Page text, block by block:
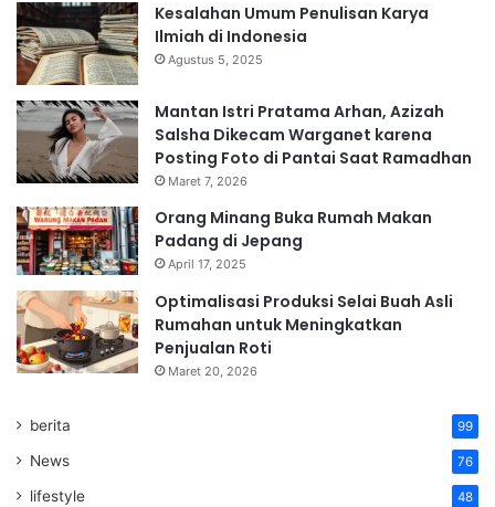
Kesalahan Umum Penulisan Karya
Ilmiah di Indonesia
Agustus 5, 2025
Mantan Istri Pratama Arhan, Azizah
Salsha Dikecam Warganet karena
Posting Foto di Pantai Saat Ramadhan
Maret 7, 2026
Orang Minang Buka Rumah Makan
Padang di Jepang
April 17, 2025
Optimalisasi Produksi Selai Buah Asli
Rumahan untuk Meningkatkan
Penjualan Roti
Maret 20, 2026
berita 99
News 76
lifestyle 48